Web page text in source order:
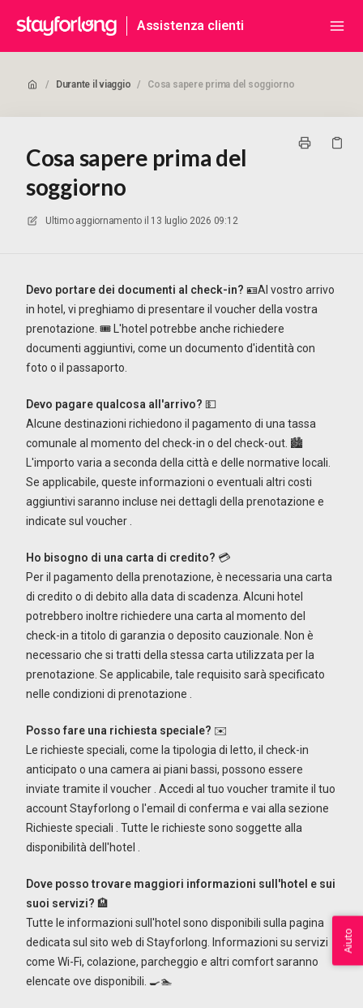
Assistenza clienti
/ Durante il viaggio / Cosa sapere prima del soggiorno
Cosa sapere prima del
soggiorno
Ultimo aggiornamento il 13 luglio 2026 09:12
Devo portare dei documenti al check-in? 🪪Al vostro arrivo
in hotel, vi preghiamo di presentare il voucher della vostra
prenotazione. 🎟️ L'hotel potrebbe anche richiedere
documenti aggiuntivi, come un documento d'identità con
foto o il passaporto.
Devo pagare qualcosa all'arrivo? 💵
Alcune destinazioni richiedono il pagamento di una tassa
comunale al momento del check-in o del check-out. 🏙️
L'importo varia a seconda della città e delle normative locali.
Se applicabile, queste informazioni o eventuali altri costi
aggiuntivi saranno incluse nei dettagli della prenotazione e
indicate sul voucher
Ho bisogno di una carta di credito? 💳
Per il pagamento della prenotazione, è necessaria una carta
di credito o di debito alla data di scadenza. Alcuni hotel
potrebbero inoltre richiedere una carta al momento del
check-in a titolo di garanzia o deposito cauzionale. Non è
necessario che si tratti della stessa carta utilizzata per la
prenotazione. Se applicabile, tale requisito sarà specificato
nelle condizioni di prenotazione
Posso fare una richiesta speciale? ✉️
Le richieste speciali, come la tipologia di letto, il check-in
anticipato o una camera ai piani bassi, possono essere
inviate tramite il voucher . Accedi al tuo voucher tramite il tuo
account Stayforlong o l'email di conferma e vai alla sezione
Richieste speciali
. Tutte le richieste sono soggette alla
disponibilità dell'hotel
Dove posso trovare maggiori informazioni sull'hotel e sui
suoi servizi? 🏨
Tutte le informazioni sull'hotel sono disponibili sulla pagina
dedicata sul sito web di Stayforlong. Informazioni su servizi
come Wi-Fi, colazione, parcheggio e altri comfort saranno
elencate ove disponibili. 🍳🏊
Aiuto